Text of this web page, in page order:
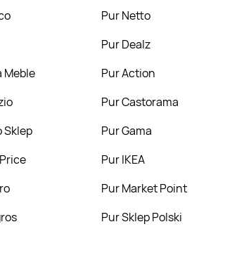
Pur Netto
Pur Dealz
Meble Pur Action
Pur Castorama
Sklep Pur Gama
Pur IKEA
Pur Market Point
Pur Sklep Polski